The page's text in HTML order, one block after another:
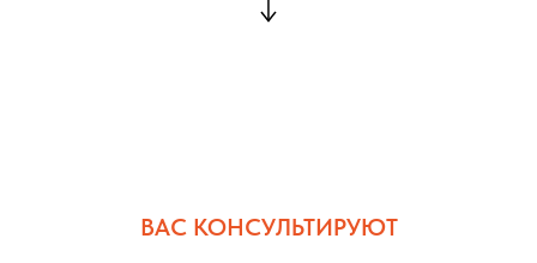
ВАС КОНСУЛЬТИРУЮТ